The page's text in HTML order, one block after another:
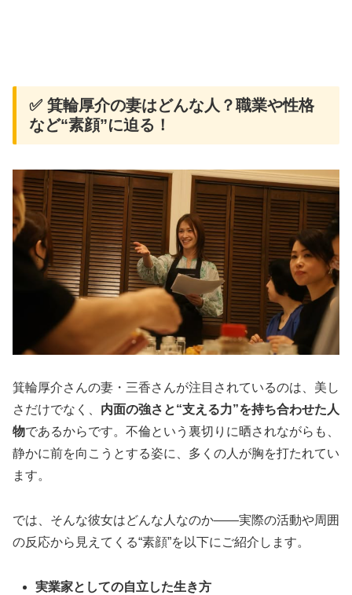
✅ 箕輪厚介の妻はどんな人？職業や性格
など“素顔”に迫る！
箕輪厚介さんの妻・三香さんが注目されているのは、美し
さだけでなく、 内面の強さと“支える力”を持ち合わせた人
物であるからです。不倫という裏切りに晒されながらも、
静かに前を向こうとする姿に、多くの人が胸を打たれてい
ます。
では、そんな彼女はどんな人なのか――実際の活動や周囲
の反応から見えてくる“素顔”を以下にご紹介します。
実業家としての自立した生き方